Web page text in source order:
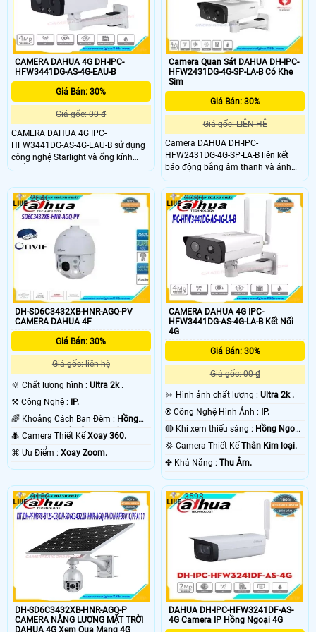
CAMERA DAHUA 4G DH-IPC-
HFW3441DG-AS-4G-EAU-B
Giá Bán: 30%
Giá gốc: 00 ₫
CAMERA DAHUA 4G IPC-
HFW3441DG-AS-4G-EAU-B sử dụng
công nghệ Starlight và ống kính
khẩu độ lớn của nó cũng cho phép
sống động ngay cả trong điều kiện
ánh sáng yếu điều kiện. CAMERA
DAHUA 4G IPC-HFW3441DG-AS-4G-
EAU-B tích hợp Mô-đun 4G hiệu suất
cao phù hợp với tất cả các mạng di
động
Camera Quan Sát DAHUA DH-IPC-
HFW2431DG-4G-SP-LA-B Có Khe
Sim
Giá Bán: 30%
Giá gốc: LIÊN HỆ
Camera DAHUA DH-IPC-
HFW2431DG-4G-SP-LA-B liên kết
báo động bằng âm thanh và ánh
sáng. Khi báo động được kích hoạt,
âm thanh và ánh sáng sẽ được liên
kết với nhau. Tích hợp Mô-đun 4G
hiệu suất cao phù hợp với tất cả các
giới hạn đối với mạng có dây
DH-SD6C3432XB-HNR-AGQ-PV
CAMERA DAHUA 4F
Giá Bán: 30%
Giá gốc: liên hệ
🔆 Chất lượng hình : Ultra 2k .
⚒ Công Nghệ :
IP.
🌈 Khoảng Cách Ban Đêm : Hồng
Ngoại 150m Có Màu Ban Đêm.
🐜 Camera Thiết Kế Xoay 360.
️⌘ Ưu Điểm : Xoay Zoom.
2646
CAMERA DAHUA 4G IPC-
HFW3441DG-AS-4G-LA-B Kết Nối
4G
Giá Bán: 30%
Giá gốc: 00 ₫
🔆 Hình ảnh chất lượng :Ultra 2k .
®️ Công Nghệ Hình Ảnh :
IP.
🔴 Khi xem thiếu sáng : Hồng Ngoại
50m Starlight.
💢 Camera Thiết KếThân Kim loại.
️✤ Khả Năng :Thu Âm.
3083
DH-SD6C3432XB-HNR-AGQ-P
CAMERA NĂNG LƯỢNG MẶT TRỜI
3138
DAHUA DH-IPC-HFW3241DF-AS-
4G Camera IP Hồng Ngoại 4G
3598